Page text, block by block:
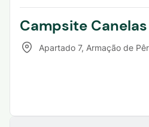
Campsite Canelas
Apartado 7, Armação de